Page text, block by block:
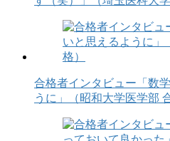
合格者インタビュー「数
うに」（昭和大学医学部